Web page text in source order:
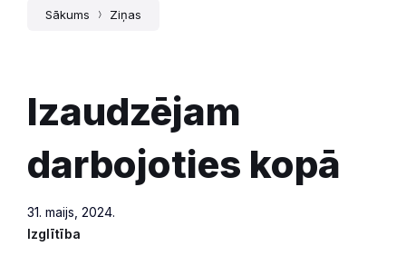
Sākums Ziņas
Izaudzējam
darbojoties kopā
31. maijs, 2024.
Izglītība